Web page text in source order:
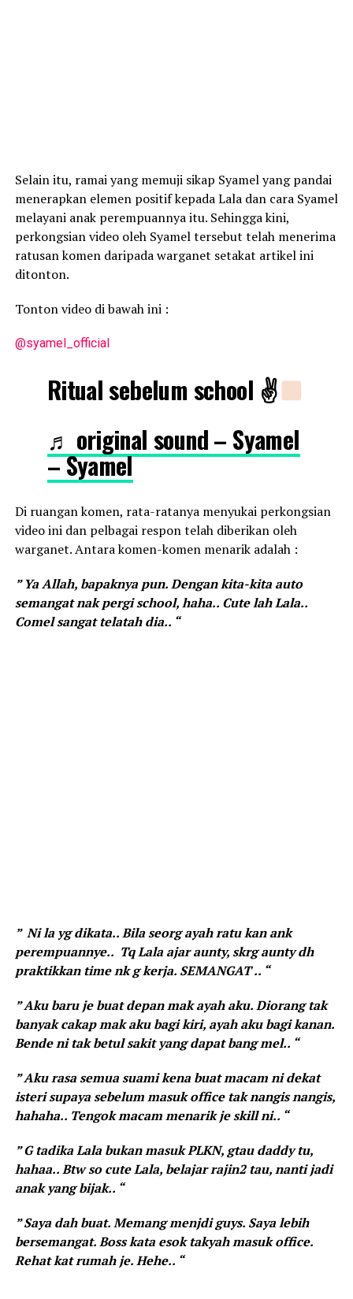
Selain itu, ramai yang memuji sikap Syamel yang pandai
menerapkan elemen positif kepada Lala dan cara Syamel
melayani anak perempuannya itu. Sehingga kini,
perkongsian video oleh Syamel tersebut telah menerima
ratusan komen daripada warganet setakat artikel ini
ditonton.
Tonton video di bawah ini :
@syamel_official
Ritual sebelum school ✌
♬ original sound – Syamel
– Syamel
Di ruangan komen, rata-ratanya menyukai perkongsian
video ini dan pelbagai respon telah diberikan oleh
warganet. Antara komen-komen menarik adalah :
” Ya Allah, bapaknya pun. Dengan kita-kita auto
semangat nak pergi school, haha.. Cute lah Lala..
Comel sangat telatah dia.. “
” Ni la yg dikata.. Bila seorg ayah ratu kan ank
perempuannye.. Tq Lala ajar aunty, skrg aunty dh
praktikkan time nk g kerja. SEMANGAT .. “
” Aku baru je buat depan mak ayah aku. Diorang tak
banyak cakap mak aku bagi kiri, ayah aku bagi kanan.
Bende ni tak betul sakit yang dapat bang mel.. “
” Aku rasa semua suami kena buat macam ni dekat
isteri supaya sebelum masuk office tak nangis nangis,
hahaha.. Tengok macam menarik je skill ni.. “
” G tadika Lala bukan masuk PLKN, gtau daddy tu,
hahaa.. Btw so cute Lala, belajar rajin2 tau, nanti jadi
anak yang bijak.. “
” Saya dah buat. Memang menjdi guys. Saya lebih
bersemangat. Boss kata esok takyah masuk office.
Rehat kat rumah je. Hehe.. “